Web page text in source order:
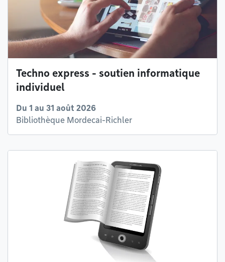
Techno express - soutien informatique
individuel
Du 1 au 31 août 2026
Bibliothèque Mordecai-Richler